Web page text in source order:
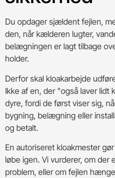
Du opdager sjældent fejlen,
den, når kælderen lugter,
belægningen er lagt tilbage
holder.
Derfor skal kloakarbejde
Ikke af en, der "også laver lidt
dyre, fordi de først viser sig,
bygning, belægning eller
og betalt.
En autoriseret kloakmester
løbe igen. Vi vurderer, om der
problem, eller om fejlen